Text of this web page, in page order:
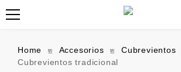
Home Accesorios
Cubrevientos
Cubrevientos tradicional